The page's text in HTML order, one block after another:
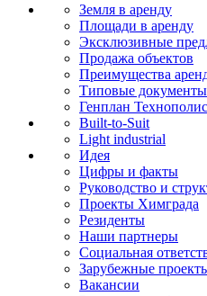
Земля в аренду
Площади в аренду
Эксклюзивные
Продажа объектов
Преимущества
Типовые документы
Генплан
Built-to-Suit
Light industrial
Идея
Цифры и факты
Руководство и
Проекты Химграда
Резиденты
Наши партнеры
Социальная
Зарубежные
Вакансии